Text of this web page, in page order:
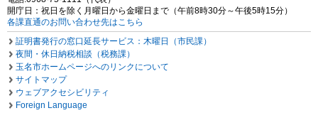
開庁日：祝日を除く月曜日から金曜日まで（午前8時30分～午後5時15分）
各課直通のお問い合わせ先はこちら
証明書発行の窓口延長サービス：木曜日（市民課）
夜間・休日納税相談（税務課）
玉名市ホームページへのリンクについて
サイトマップ
ウェブアクセシビリティ
Foreign Language